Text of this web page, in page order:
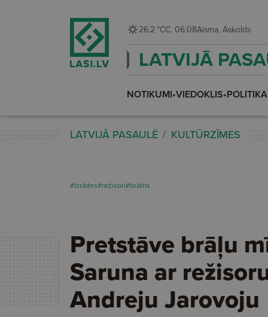
26.2 °CC. 06.08 Aisma, Askolds
LATVIJĀ
NOTIKUMI•VIEDOKLIS•POLITIKA
LATVIJĀ PASAULĒ KULTŪRZĪMES
#izrādes#režisori#teātris
Pretstāve brāļu
Saruna ar
Andreju Jarovoju